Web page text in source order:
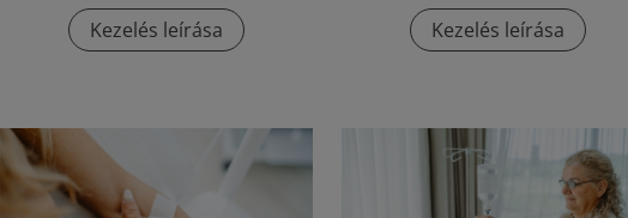
Kezelés leírása Kezelés leírása